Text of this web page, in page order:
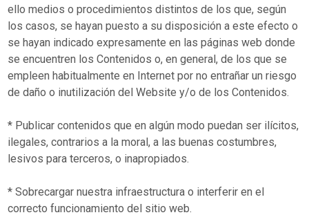
ello medios o procedimientos distintos de los que, según
los casos, se hayan puesto a su disposición a este efecto o
se hayan indicado expresamente en las páginas web donde
se encuentren los Contenidos o, en general, de los que se
empleen habitualmente en Internet por no entrañar un riesgo
de daño o inutilización del Website y/o de los Contenidos.
* Publicar contenidos que en algún modo puedan ser ilícitos,
ilegales, contrarios a la moral, a las buenas costumbres,
lesivos para terceros, o inapropiados.
* Sobrecargar nuestra infraestructura o interferir en el
correcto funcionamiento del sitio web.